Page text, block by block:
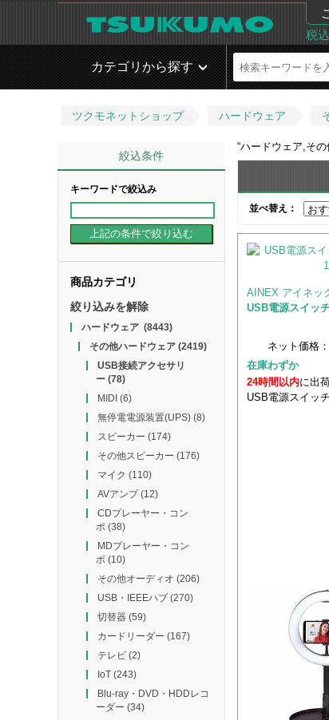
税
カテゴリから探す
ツクモネットショップ ハードウェア
絞込条件
キーワードで絞込み
商品カテゴリ
絞り込みを解除
ハードウェア(8443)
その他ハードウェア(2419)
USB接続アクセサリ
ー(78)
MIDI (6)
無停電電源装置(UPS)(8)
スピーカー (174)
その他スピーカー (176)
マイク (110)
AVアンプ(12)
CDプレーヤー・コン
ポ (38)
MDプレーヤー・コン
ポ (10)
その他オーディオ (206)
USB・IEEEハブ(270)
切替器(59)
カードリーダー (167)
テレビ(2)
IoT(243)
Blu-ray・DVD・HDDレコ
ーダー (34)
“ハードウェア,そ
並べ替え：
AINEX アイネッ
USB電源スイッ
ネット価格：
在庫わずか
24時間以内に出
USB電源スイッ